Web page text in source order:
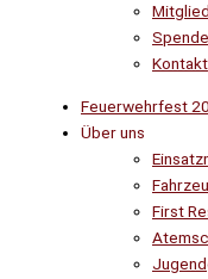
Kontakt
Feuerwehrfest
Über uns
First